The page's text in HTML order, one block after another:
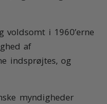
i 1960’erne
af
indsprøjtes, og
myndigheder